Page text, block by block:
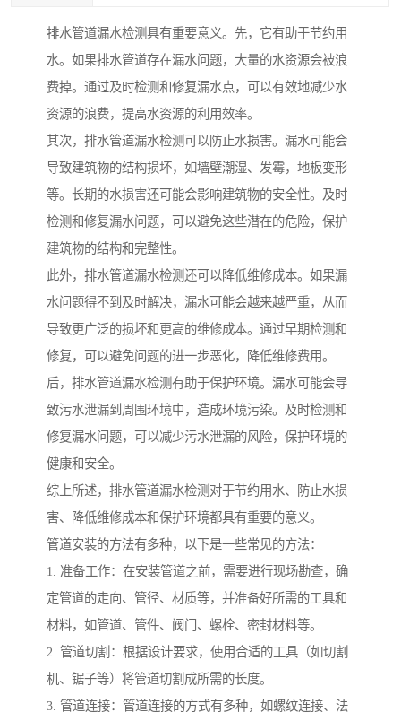
排水管道漏水检测具有重要意义。先，它有助于节约用
水。如果排水管道存在漏水问题，大量的水资源会被浪
费掉。通过及时检测和修复漏水点，可以有效地减少水
资源的浪费，提高水资源的利用效率。
其次，排水管道漏水检测可以防止水损害。漏水可能会
导致建筑物的结构损坏，如墙壁潮湿、发霉，地板变形
等。长期的水损害还可能会影响建筑物的安全性。及时
检测和修复漏水问题，可以避免这些潜在的危险，保护
建筑物的结构和完整性。
此外，排水管道漏水检测还可以降低维修成本。如果漏
水问题得不到及时解决，漏水可能会越来越严重，从而
导致更广泛的损坏和更高的维修成本。通过早期检测和
修复，可以避免问题的进一步恶化，降低维修费用。
后，排水管道漏水检测有助于保护环境。漏水可能会导
致污水泄漏到周围环境中，造成环境污染。及时检测和
修复漏水问题，可以减少污水泄漏的风险，保护环境的
健康和安全。
综上所述，排水管道漏水检测对于节约用水、防止水损
害、降低维修成本和保护环境都具有重要的意义。
管道安装的方法有多种，以下是一些常见的方法：
1. 准备工作：在安装管道之前，需要进行现场勘查，确
定管道的走向、管径、材质等，并准备好所需的工具和
材料，如管道、管件、阀门、螺栓、密封材料等。
2. 管道切割：根据设计要求，使用合适的工具（如切割
机、锯子等）将管道切割成所需的长度。
3. 管道连接：管道连接的方式有多种，如螺纹连接、法